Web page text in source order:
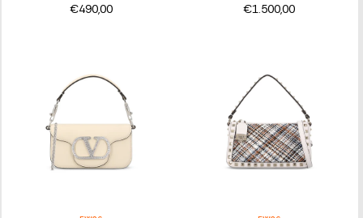
€490,00
€1.500,00